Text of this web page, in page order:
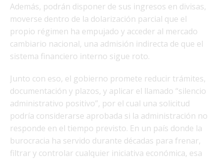
Además, podrán disponer de sus ingresos en divisas,
moverse dentro de la dolarización parcial que el
propio régimen ha empujado y acceder al mercado
cambiario nacional, una admisión indirecta de que el
sistema financiero interno sigue roto.
Junto con eso, el gobierno promete reducir trámites,
documentación y plazos, y aplicar el llamado “silencio
administrativo positivo”, por el cual una solicitud
podría considerarse aprobada si la administración no
responde en el tiempo previsto. En un país donde la
burocracia ha servido durante décadas para frenar,
filtrar y controlar cualquier iniciativa económica, esa